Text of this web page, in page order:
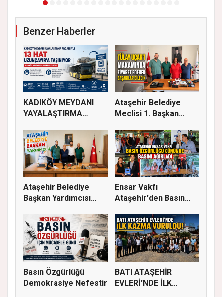
Benzer Haberler
KADIKÖY MEYDANI
YAYALAŞTIRMA
Ataşehir Belediye
Meclisi 1. Başkan
Ataşehir Belediye
Başkan Yardımcısı
Ensar Vakfı
Ataşehir'den Basın
Basın Özgürlüğü
Demokrasiye Nefestir
BATI ATAŞEHİR
EVLERİ’NDE İLK